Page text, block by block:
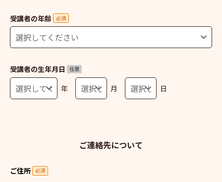
受講者の年齢 必須
受講者の生年月日 任意
年 月 日
ご連絡先について
ご住所 必須